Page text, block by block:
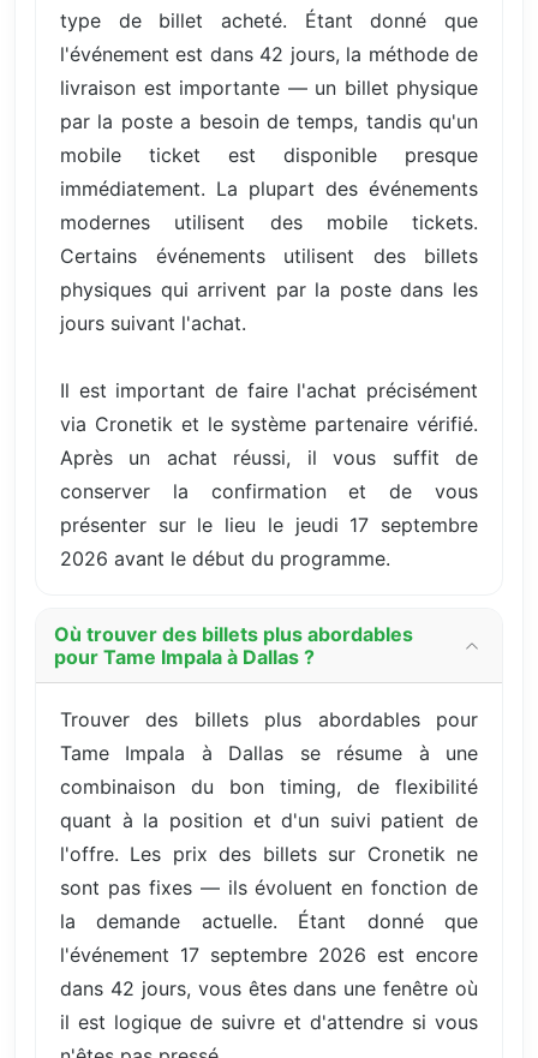
type de billet acheté. Étant donné que
l'événement est dans 42 jours, la méthode de
livraison est importante — un billet physique
par la poste a besoin de temps, tandis qu'un
mobile ticket est disponible presque
immédiatement. La plupart des événements
modernes utilisent des mobile tickets.
Certains événements utilisent des billets
physiques qui arrivent par la poste dans les
jours suivant l'achat.
Il est important de faire l'achat précisément
via Cronetik et le système partenaire vérifié.
Après un achat réussi, il vous suffit de
conserver la confirmation et de vous
présenter sur le lieu le jeudi 17 septembre
2026 avant le début du programme.
Où trouver des billets plus abordables
pour Tame Impala à Dallas ?
Trouver des billets plus abordables pour
Tame Impala à Dallas se résume à une
combinaison du bon timing, de flexibilité
quant à la position et d'un suivi patient de
l'offre. Les prix des billets sur Cronetik ne
sont pas fixes — ils évoluent en fonction de
la demande actuelle. Étant donné que
l'événement 17 septembre 2026 est encore
dans 42 jours, vous êtes dans une fenêtre où
il est logique de suivre et d'attendre si vous